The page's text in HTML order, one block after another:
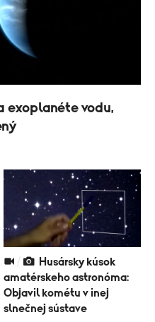
amatérskeho astronóma:
Objavil kométu v inej
slnečnej sústave
exoplanéte vodu,